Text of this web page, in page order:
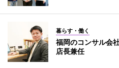
暮らす・働く
福岡のコンサル会
店長兼任